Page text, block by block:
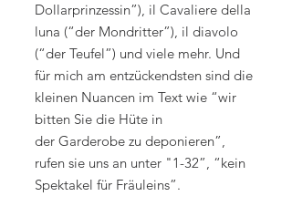
Dollarprinzessin”), il Cavaliere della
luna (“der Mondritter”), il diavolo
(“der Teufel”) und viele mehr. Und
für mich am entzückendsten sind die
kleinen Nuancen im Text wie “wir
bitten Sie die Hüte in
der Garderobe zu deponieren”,
rufen sie uns an unter "1-32”, “kein
Spektakel für Fräuleins”.